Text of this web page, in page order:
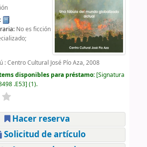
No es ficción
: Centro Cultural José Pío Aza, 2008
disponibles para préstamo: Signatura
.E53 (1).
Hacer reserva
Solicitud de artículo